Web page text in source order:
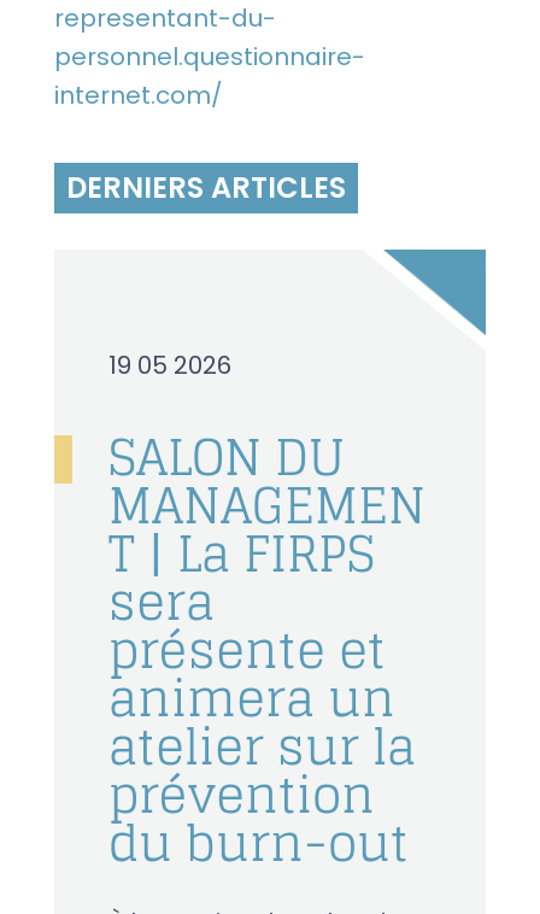
representant-du-
personnel.questionnaire-
internet.com/
DERNIERS ARTICLES
19 05 2026
SALON DU
MANAGEMEN
T | La FIRPS
sera
présente et
animera un
atelier sur la
prévention
du burn-out